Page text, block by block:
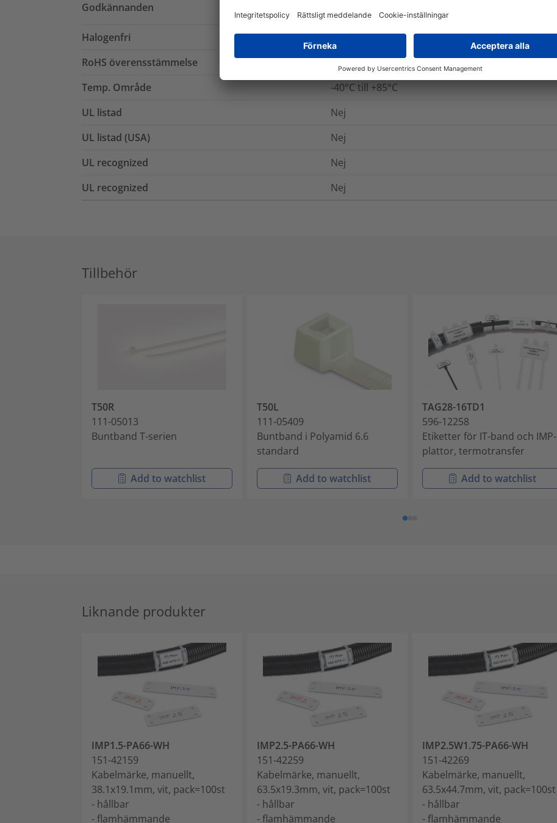
Godkännanden
Halogenfri
Ja
RoHS överensstämmelse
Ja
Temp. Område
-40°C till +85°C
UL listad
Nej
UL listad (USA)
Nej
UL recognized
Nej
UL recognized
Nej
Tillbehör
T50R
111-05013
Buntband T-serien
Add to watchlist
T50L
111-05409
Buntband i Polyamid 6.6
standard
Add to watchlist
TAG28-16TD1
596-12258
Etiketter för IT-band och IMP-
plattor, termotransfer
Add to watchlist
Liknande produkter
IMP1.5-PA66-WH
151-42159
Kabelmärke, manuellt,
38.1x19.1mm, vit, pack=100st
- hållbar
- flamhämmande
IMP2.5-PA66-WH
151-42259
Kabelmärke, manuellt,
63.5x19.3mm, vit, pack=100st
- hållbar
- flamhämmande
IMP2.5W1.75-PA66-WH
151-42269
Kabelmärke, manuellt,
63.5x44.7mm, vit, pack=100st
- hållbar
- flamhämmande